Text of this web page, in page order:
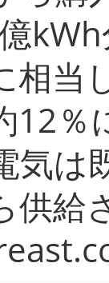
相当
12％
気は
供給